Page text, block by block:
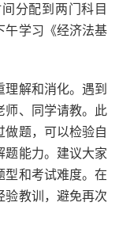
分配到两门科目
午学习《经济法基
解和消化。遇到
师、同学请教。此
题，可以检验自
题能力。建议大家
型和考试难度。在
验教训，避免再次